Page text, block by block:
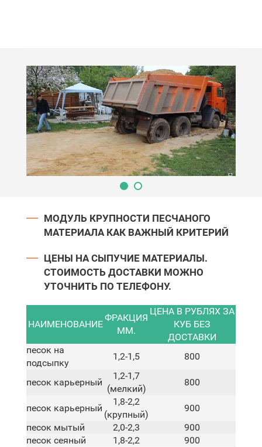
МОДУЛЬ КРУПНОСТИ ПЕСЧАНОГО
МАТЕРИАЛА КАК ВАЖНЫЙ КРИТЕРИЙ
ЦЕНЫ НА СЫПУЧИЕ МАТЕРИАЛЫ.
СТОИМОСТЬ ДОСТАВКИ МОЖНО
УТОЧНИТЬ ПО ТЕЛЕФОНУ.
НАИМЕНОВАНИЕ
ФРАКЦИЯ
ММ.
ЦЕНА В РУБЛЯХ ЗА
КУБ БЕЗ
ДОСТАВКИ
песок на
подсыпку
1,2-1,5 800
песок карьерный
1,2-1,7
(мелкий)
800
песок карьерный
1,8-2,2
(крупный)
900
песок мытый
2,0-2,3
900
песок сеяный
1,8-2,2
900